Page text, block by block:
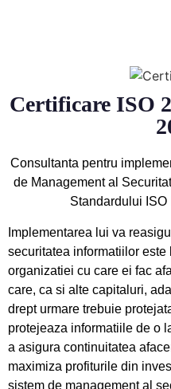
Certificare ISO
Consultanta pentru
de Management al
Standardului
Implementarea lui va
securitatea informatiilor este
organizatiei cu care ei fac
care, ca si alte capitaluri,
drept urmare trebuie
protejeaza informatiile de o
a asigura continuitatea
maximiza profiturile din
sistem de management al